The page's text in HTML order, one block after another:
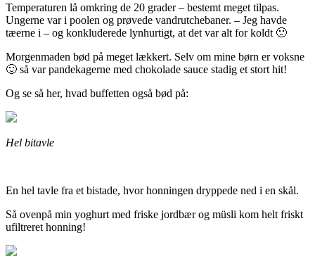
Temperaturen lå omkring de 20 grader – bestemt meget tilpas.
Ungerne var i poolen og prøvede vandrutchebaner. – Jeg havde
tæerne i – og konkluderede lynhurtigt, at det var alt for koldt 🙂
Morgenmaden bød på meget lækkert. Selv om mine børn er voksne
🙂 så var pandekagerne med chokolade sauce stadig et stort hit!
Og se så her, hvad buffetten også bød på:
Hel bitavle
En hel tavle fra et bistade, hvor honningen dryppede ned i en skål.
Så ovenpå min yoghurt med friske jordbær og müsli kom helt friskt
ufiltreret honning!